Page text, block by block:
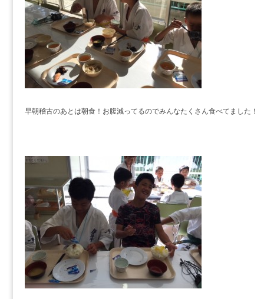
早朝稽古のあとは朝食！お腹減ってるのでみんなたくさん食べてました！